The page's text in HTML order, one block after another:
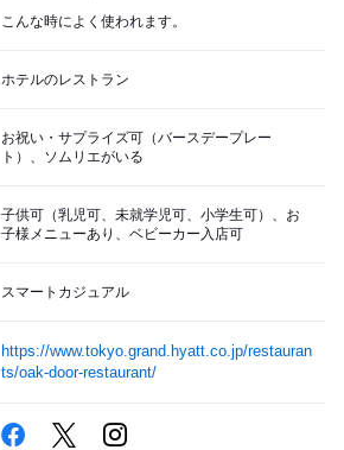
こんな時によく使われます。
ホテルのレストラン
お祝い・サプライズ可（バースデープレー
ト）、ソムリエがいる
子供可（乳児可、未就学児可、小学生可）、お
子様メニューあり、ベビーカー入店可
スマートカジュアル
https://www.tokyo.grand.hyatt.co.jp/restauran
ts/oak-door-restaurant/